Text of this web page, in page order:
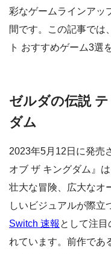
彩なゲームラインアッ
間です。この記事では
ト おすすめゲーム3選
ゼルダの伝説
ダム
2023年5月12日に発売
オブ ザ キングダム』
壮大な冒険、広大なオ
しいビジュアルが際立
Switch 速報 として注
れています。前作であ